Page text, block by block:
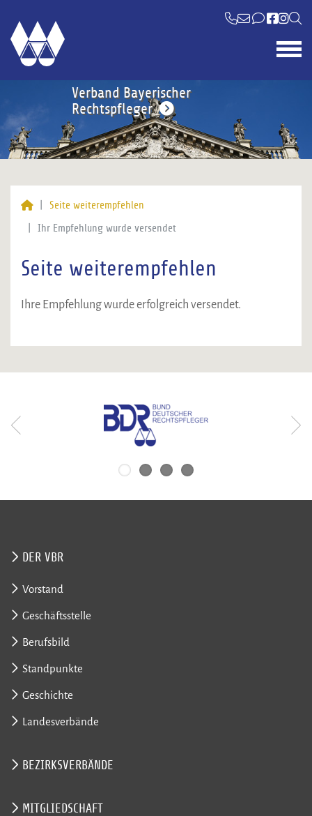
Verband Bayerischer
Rechtspfleger
Seite weiterempfehlen
Ihr Empfehlung wurde versendet
Seite weiterempfehlen
Ihre Empfehlung wurde erfolgreich versendet.
DER VBR
Vorstand
Geschäftsstelle
Berufsbild
Standpunkte
Geschichte
Landesverbände
BEZIRKSVERBÄNDE
MITGLIEDSCHAFT